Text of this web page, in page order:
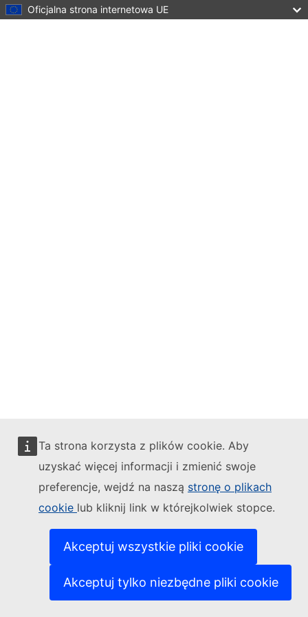
Oficjalna strona internetowa UE
Ta strona korzysta z plików cookie. Aby
uzyskać więcej informacji i zmienić swoje
preferencje, wejdź na naszą stronę o plikach
cookie lub kliknij link w którejkolwiek stopce.
Akceptuj wszystkie pliki cookie
Akceptuj tylko niezbędne pliki cookie